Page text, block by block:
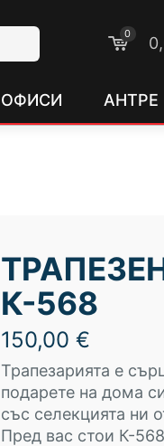
0
ОФИСИ АНТРЕ
К-568
150,00 €
Трапезарията е
подарете на дома
със селекцията ни
Пред вас стои К-